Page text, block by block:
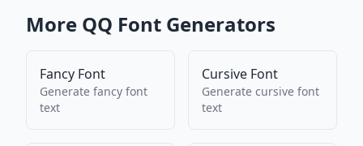
More QQ Font Generators
Fancy Font
Generate fancy font
text
Cursive Font
Generate cursive font
text